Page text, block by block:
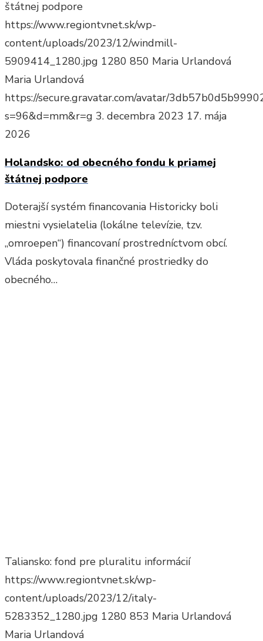
štátnej podpore
https://www.regiontvnet.sk/wp-
content/uploads/2023/12/windmill-
5909414_1280.jpg 1280 850 Maria Urlandová
Maria Urlandová
https://secure.gravatar.com/avatar/
s=96&d=mm&r=g 3. decembra 2023 17. mája
2026
Holandsko: od obecného fondu k priamej
štátnej podpore
Doterajší systém financovania Historicky boli
miestni vysielatelia (lokálne televízie, tzv.
„omroepen“) financovaní prostredníctvom obcí.
Vláda poskytovala finančné prostriedky do
obecného…
Taliansko: fond pre pluralitu informácií
https://www.regiontvnet.sk/wp-
content/uploads/2023/12/italy-
5283352_1280.jpg 1280 853 Maria Urlandová
Maria Urlandová